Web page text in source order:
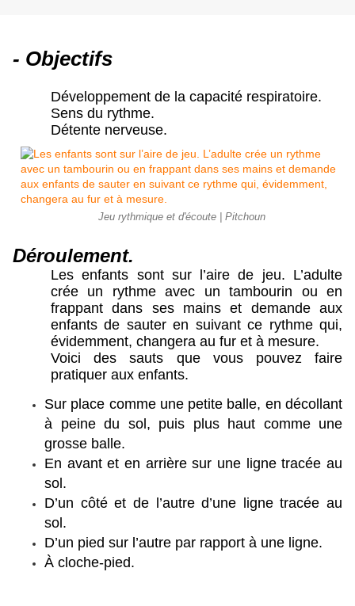
- Objectifs
Développement de la capacité respiratoire.
Sens du rythme.
Détente nerveuse.
Jeu rythmique et d'écoute | Pitchoun
Déroulement.
Les enfants sont sur l’aire de jeu. L’adulte
crée un rythme avec un tambourin ou en
frappant dans ses mains et demande aux
enfants de sauter en suivant ce rythme qui,
évidemment, changera au fur et à mesure.
Voici des sauts que vous pouvez faire
pratiquer aux enfants.
Sur place comme une petite balle, en décollant
à peine du sol, puis plus haut comme une
grosse balle.
En avant et en arrière sur une ligne tracée au
sol.
D’un côté et de l’autre d’une ligne tracée au
sol.
D’un pied sur l’autre par rapport à une ligne.
À cloche-pied.